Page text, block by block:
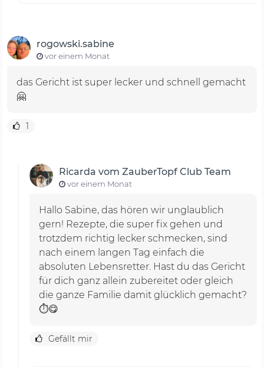
rogowski.sabine
vor einem Monat
das Gericht ist super lecker und schnell gemacht
🤗
1
Ricarda vom ZauberTopf Club Team
vor einem Monat
Hallo Sabine, das hören wir unglaublich
gern! Rezepte, die super fix gehen und
trotzdem richtig lecker schmecken, sind
nach einem langen Tag einfach die
absoluten Lebensretter. Hast du das Gericht
für dich ganz allein zubereitet oder gleich
die ganze Familie damit glücklich gemacht?
⏱️😋
Gefällt mir